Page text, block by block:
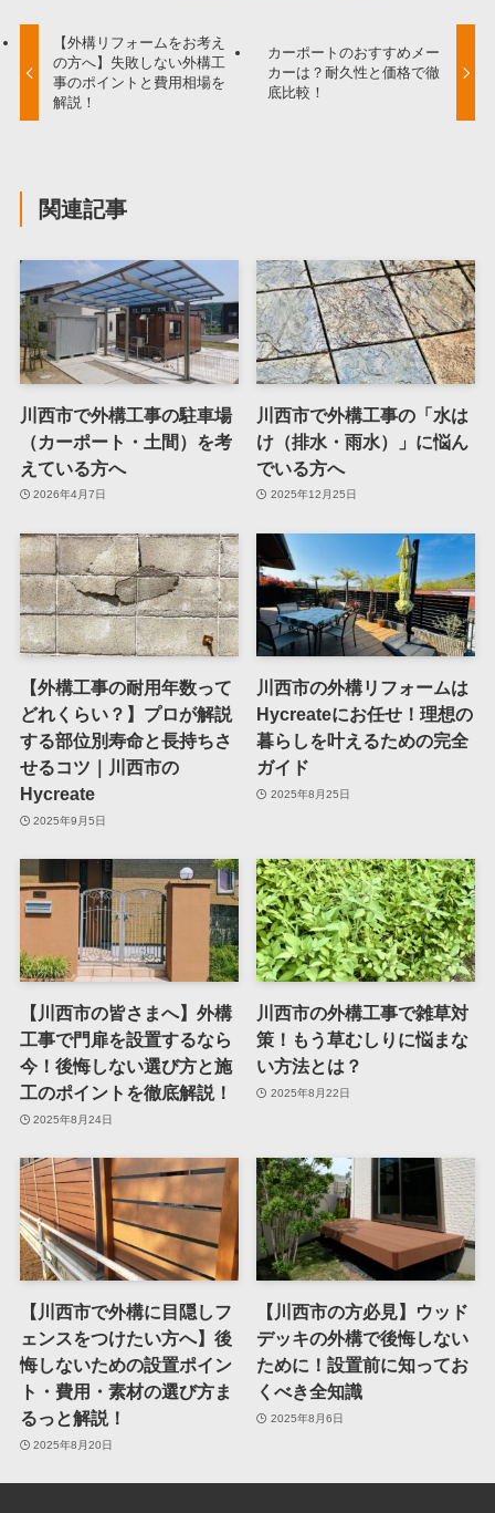
【外構リフォームをお考え
の方へ】失敗しない外構工
事のポイントと費用相場を
解説！
カーポートのおすすめメー
カーは？耐久性と価格で徹
底比較！
関連記事
川西市で外構工事の駐車場
（カーポート・土間）を考
えている方へ
2026年4月7日
川西市で外構工事の「水は
け（排水・雨水）」に悩ん
でいる方へ
2025年12月25日
【外構工事の耐用年数って
どれくらい？】プロが解説
する部位別寿命と長持ちさ
せるコツ｜川西市の
Hycreate
2025年9月5日
川西市の外構リフォームは
Hycreateにお任せ！理想の
暮らしを叶えるための完全
ガイド
2025年8月25日
【川西市の皆さまへ】外構
工事で門扉を設置するなら
今！後悔しない選び方と施
工のポイントを徹底解説！
2025年8月24日
川西市の外構工事で雑草対
策！もう草むしりに悩まな
い方法とは？
2025年8月22日
【川西市で外構に目隠しフ
ェンスをつけたい方へ】後
悔しないための設置ポイン
ト・費用・素材の選び方ま
るっと解説！
2025年8月20日
【川西市の方必見】ウッド
デッキの外構で後悔しない
ために！設置前に知ってお
くべき全知識
2025年8月6日